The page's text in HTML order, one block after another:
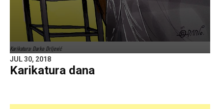
Karikatura: Darko Drljević
JUL 30, 2018
Karikatura dana